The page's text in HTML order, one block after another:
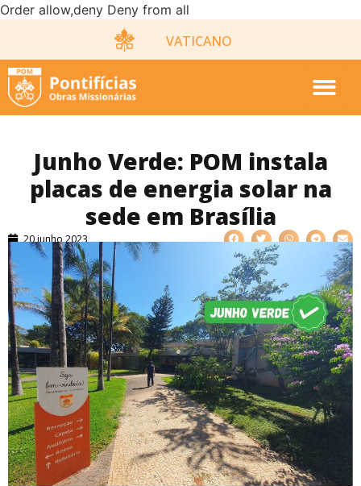
Order allow,deny Deny from all
VATICANO
Junho Verde: POM instala
placas de energia solar na
sede em Brasília
20 junho 2023